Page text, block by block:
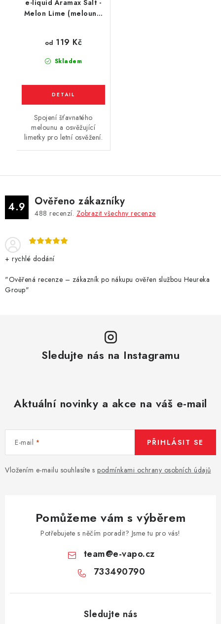
e-liquid Aramax Salt -
Melon Lime (meloun s
Skladem
od 119 Kč
Spojení šťavnatého
melounu a osvěžující
limetky pro letní osvěžení.
4.9 Ověřeno zákazníky
488 recenzí. Zobrazit všechny recenze
+ rychlé dodání
"Ověřená recenze – zákazník po nákupu ověřen službou Heureka
Group"
Sledujte nás na Instagramu
Aktuální novinky a akce na váš e-mail
E-mail
Vložením e-mailu souhlasíte s podmínkami ochrany osobních údajů
PŘIHLÁSIT SE
Pomůžeme vám s výběrem
Potřebujete s něčím poradit? Jsme tu pro vás!
team@e-vapo.cz
733490790